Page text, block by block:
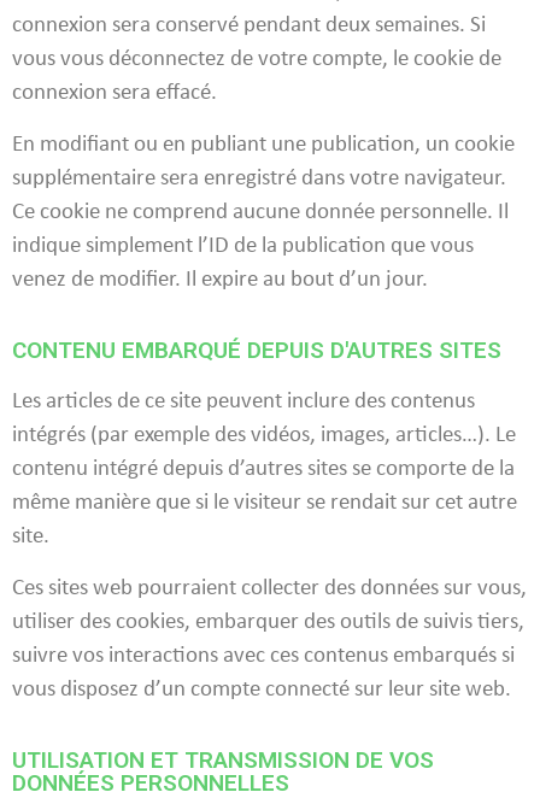
connexion sera conservé pendant deux semaines. Si
vous vous déconnectez de votre compte, le cookie de
connexion sera effacé.
En modifiant ou en publiant une publication, un cookie
supplémentaire sera enregistré dans votre navigateur.
Ce cookie ne comprend aucune donnée personnelle. Il
indique simplement l’ID de la publication que vous
venez de modifier. Il expire au bout d’un jour.
CONTENU EMBARQUÉ DEPUIS D'AUTRES SITES
Les articles de ce site peuvent inclure des contenus
intégrés (par exemple des vidéos, images, articles…). Le
contenu intégré depuis d’autres sites se comporte de la
même manière que si le visiteur se rendait sur cet autre
site.
Ces sites web pourraient collecter des données sur vous,
utiliser des cookies, embarquer des outils de suivis tiers,
suivre vos interactions avec ces contenus embarqués si
vous disposez d’un compte connecté sur leur site web.
UTILISATION ET TRANSMISSION DE VOS
DONNÉES PERSONNELLES